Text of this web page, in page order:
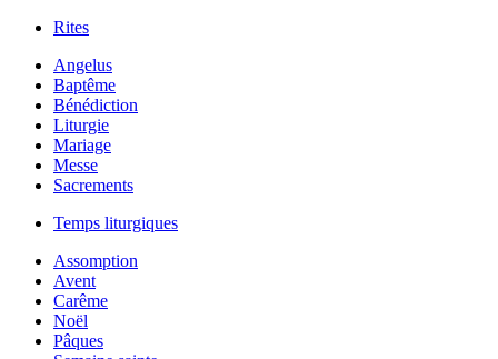
Rites
Angelus
Baptême
Bénédiction
Liturgie
Mariage
Messe
Sacrements
Temps liturgiques
Assomption
Avent
Carême
Noël
Pâques